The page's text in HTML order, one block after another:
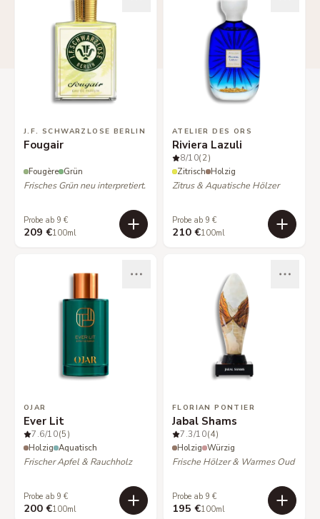
J.F. SCHWARZLOSE BERLIN
Fougair
Fougère Grün
Frisches Grün neu interpretiert.
Probe ab 9 €
209 €100ml
ATELIER DES ORS
Riviera Lazuli
8/10(2)
Zitrisch Holzig
Zitrus & Aquatische Hölzer
Probe ab 9 €
210 €100ml
OJAR
Ever Lit
7.6/10(5)
Holzig Aquatisch
Frischer Apfel & Rauchholz
Probe ab 9 €
200 €100ml
FLORIAN PONTIER
Jabal Shams
7.3/10(4)
Holzig Würzig
Frische Hölzer & Warmes Oud
Probe ab 9 €
195 €100ml